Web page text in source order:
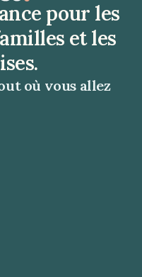
pour les
et les
où vous allez